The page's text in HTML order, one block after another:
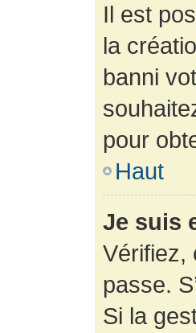
Il est
la
banni
pour
Haut
Je suis
Vérifiez,
passe.
Si la